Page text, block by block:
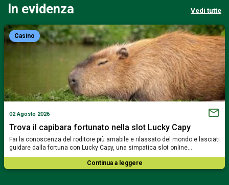
In evidenza Vedi tutte
Casino
02 Agosto 2026
Trova il capibara fortunato nella slot Lucky Capy
Fai la conoscenza del roditore più amabile e rilassato del mondo e lasciati
guidare dalla fortuna con Lucky Capy, una simpatica slot online…
Continua a leggere